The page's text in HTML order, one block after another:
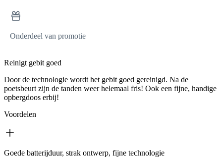
Onderdeel van promotie
Reinigt gebit goed
Door de technologie wordt het gebit goed gereinigd. Na de
poetsbeurt zijn de tanden weer helemaal fris! Ook een fijne, handige
opbergdoos erbij!
Voordelen
Goede batterijduur, strak ontwerp, fijne technologie